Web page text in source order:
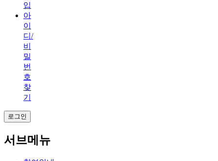
입
아
이
디/
비
밀
번
호
찾
기
로그인
서브메뉴